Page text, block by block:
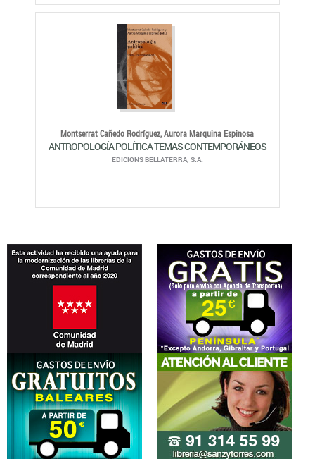
Montserrat Cañedo Rodríguez,Aurora Marquina Espinosa
ANTROPOLOGÍA POLÍTICA TEMAS CONTEMPORÁNEOS
EDICIONS BELLATERRA, S.A.